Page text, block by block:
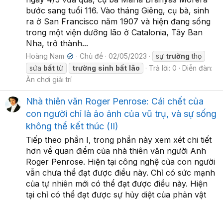
bước sang tuổi 116. Vào tháng Giêng, cụ bà, sinh
ra ở San Francisco năm 1907 và hiện đang sống
trong một viện dưỡng lão ở Catalonia, Tây Ban
Nha, trở thành...
Hoàng Nam ✔ Chủ đề 02/05/2023 sự trường thọ
sứa bấttử trường sinh bất lão Trả lời: 0
Diễn đàn:
Ăn chơi giải trí
Nhà thiên văn Roger Penrose: Cái chết của
con người chỉ là ảo ảnh của vũ trụ, và sự sống
không thể kết thúc (II)
Tiếp theo phần I, trong phần này xem xét chi tiết
hơn về quan điểm của nhà thiên văn người Anh
Roger Penrose. Hiện tại công nghệ của con người
vẫn chưa thể đạt được điều này. Chỉ có sức mạnh
của tự nhiên mới có thể đạt được điều này. Hiện
tại chỉ có thể đạt được sự hủy diệt của phản vật